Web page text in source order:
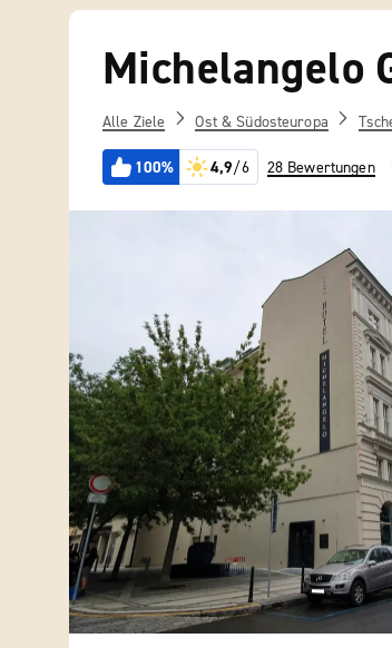
Michelangelo
Alle Ziele Ost & Südosteuropa
100% 4,9/6 28 Bewertungen